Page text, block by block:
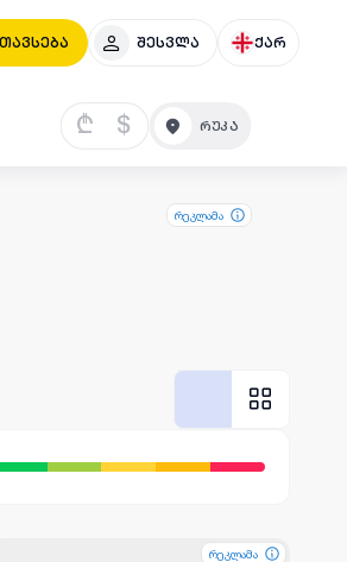
შესვლა ქარ
₾ $
რეკლამა
რეკლამა
რეკლამა